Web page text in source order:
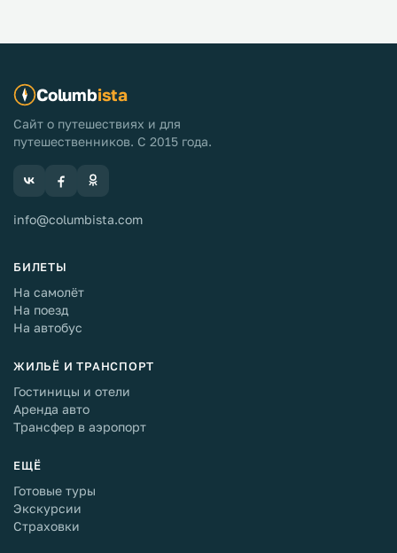
Columbista
Сайт о путешествиях и для
путешественников. С 2015 года.
info@columbista.com
БИЛЕТЫ
На самолёт
На поезд
На автобус
ЖИЛЬЁ И ТРАНСПОРТ
Гостиницы и отели
Аренда авто
Трансфер в аэропорт
ЕЩЁ
Готовые туры
Экскурсии
Страховки